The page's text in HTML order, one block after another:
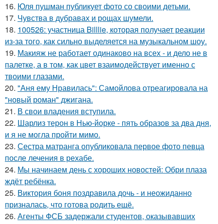
16. Юля пушман публикует фото со своими детьми.
17. Чувства в дубравах и рощах шумели.
18. 100526: участница Billlie, которая получает реакции
из-за того, как сильно выделяется на музыкальном шоу.
19. Макияж не работает одинаково на всех - и дело не в
палетке, а в том, как цвет взаимодействует именно с
твоими глазами.
20. "Аня ему Нравилась": Самойлова отреагировала на
"новый роман" джигана.
21. В свои владения вступила.
22. Шарлиз терон в Нью-йорке - пять образов за два дня,
и я не могла пройти мимо.
23. Сестра матранга опубликовала первое фото певца
после лечения в рехабе.
24. Мы начинаем день с хороших новостей: Обри плаза
ждёт ребёнка.
25. Виктория боня поздравила дочь - и неожиданно
призналась, что готова родить ещё.
26. Агенты ФСБ задержали студентов, оказывавших